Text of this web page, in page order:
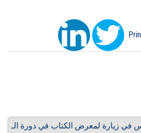
زيارة لمعرض الكتاب في دورة الـ